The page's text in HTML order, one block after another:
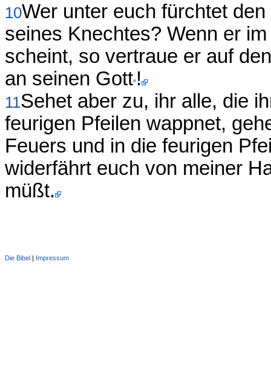
10Wer unter euch fürchtet
seines Knechtes? Wenn er
scheint, so vertraue er auf
an seinen Gott !
11Sehet aber zu, ihr alle, die
feurigen Pfeilen wappnet,
Feuers und in die feurigen
widerfährt euch von meiner
müßt.
Die Bibel Impressum